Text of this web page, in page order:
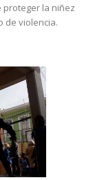
proteger la niñez
de violencia.